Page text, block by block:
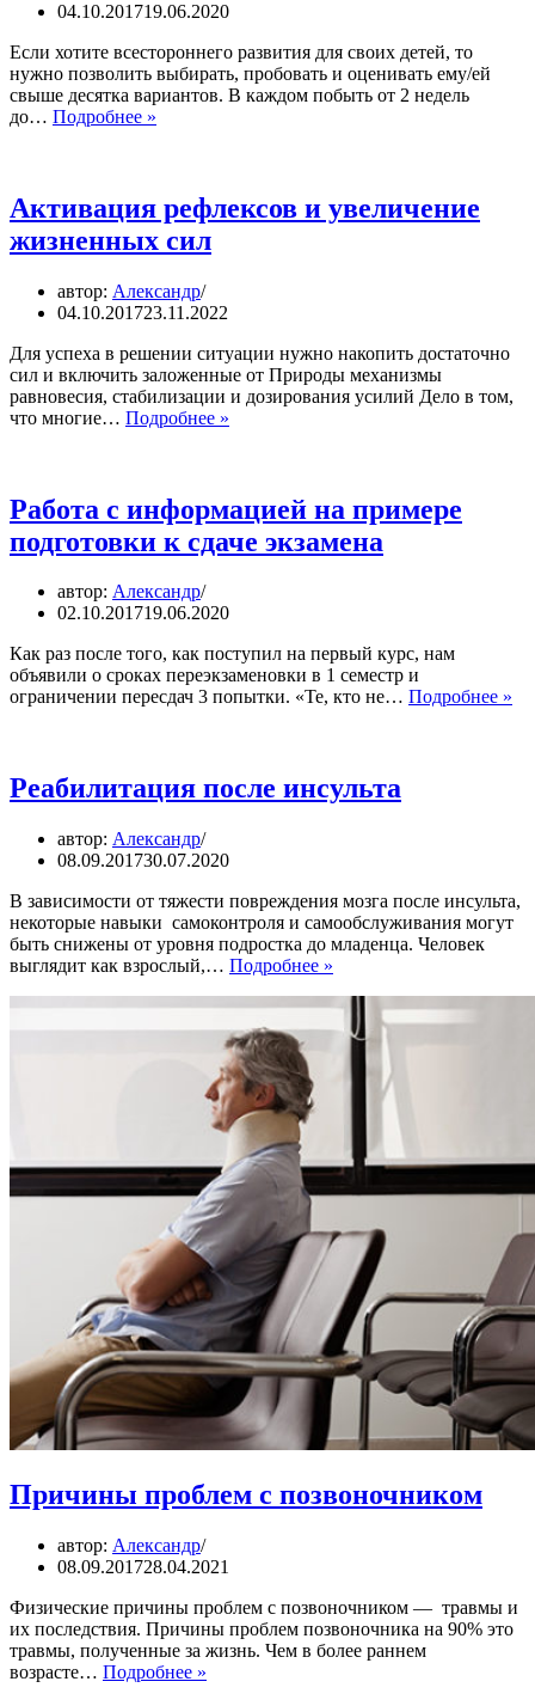
04.10.201719.06.2020
Если хотите всестороннего развития для своих детей, то
нужно позволить выбирать, пробовать и оценивать ему/ей
свыше десятка вариантов. В каждом побыть от 2 недель
до… Подробнее »
ребенка?
Активация рефлексов и увеличение
жизненных сил
автор: Александр
04.10.201723.11.2022
Для успеха в решении ситуации нужно накопить достаточно
сил и включить заложенные от Природы механизмы
равновесия, стабилизации и дозирования усилий Дело в том,
что многие… Подробнее »
жизненных
сил
Работа с информацией на примере
подготовки к сдаче экзамена
автор: Александр
02.10.201719.06.2020
Как раз после того, как поступил на первый курс, нам
объявили о сроках переэкзаменовки в 1 семестр и
ограничении пересдач 3 попытки. «Те, кто не… Подробнее »
Реабилитация после инсульта
автор: Александр
08.09.201730.07.2020
В зависимости от тяжести повреждения мозга после инсульта,
некоторые навыки самоконтроля и самообслуживания могут
быть снижены от уровня подростка до младенца. Человек
выглядит как взрослый,… Подробнее »
инсульта
Причины проблем с позвоночником
автор: Александр
08.09.201728.04.2021
Физические причины проблем с позвоночником — травмы и
их последствия. Причины проблем позвоночника на 90% это
травмы, полученные за жизнь. Чем в более раннем
возрасте… Подробнее »